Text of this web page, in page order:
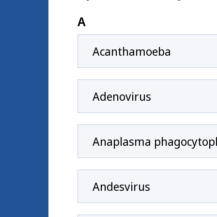
A
Acanthamoeba
Adenovirus
Anaplasma
Andesvirus